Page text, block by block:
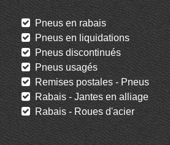
Pneus en rabais
Pneus en liquidations
Pneus discontinués
Pneus usagés
Remises postales - Pneus
Rabais - Jantes en alliage
Rabais - Roues d'acier